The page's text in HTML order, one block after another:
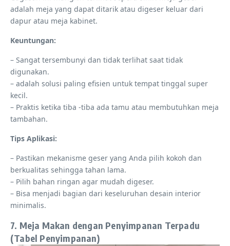
adalah meja yang dapat ditarik atau digeser keluar dari
dapur atau meja kabinet.
Keuntungan:
– Sangat tersembunyi dan tidak terlihat saat tidak
digunakan.
– adalah solusi paling efisien untuk tempat tinggal super
kecil.
– Praktis ketika tiba -tiba ada tamu atau membutuhkan meja
tambahan.
Tips Aplikasi:
– Pastikan mekanisme geser yang Anda pilih kokoh dan
berkualitas sehingga tahan lama.
– Pilih bahan ringan agar mudah digeser.
– Bisa menjadi bagian dari keseluruhan desain interior
minimalis.
7. Meja Makan dengan Penyimpanan Terpadu
(Tabel Penyimpanan)